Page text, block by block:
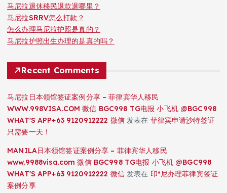
马尼拉退休移民退款退哪里？
马尼拉SRRV怎么打款？
怎么办理马尼拉护照是真的？
马尼拉护照出生办理的是真的吗？
Recent Comments
马尼拉日本领馆签证案例分享 – 菲律宾华人移民
WWW.998VISA.COM 微信 BGC998 TG电报 小飞机 @BGC998
WHAT'S APP+63 9120912222 微信发表在 菲律宾申请沙特签证
只需要一天！
MANILA日本领馆签证案例分享 – 菲律宾华人移民
www.9988visa.com 微信 BGC998 TG电报 小飞机 @BGC998
WHAT'S APP+63 9120912222 微信发表在 印*尼办理菲律宾签证
案例分享